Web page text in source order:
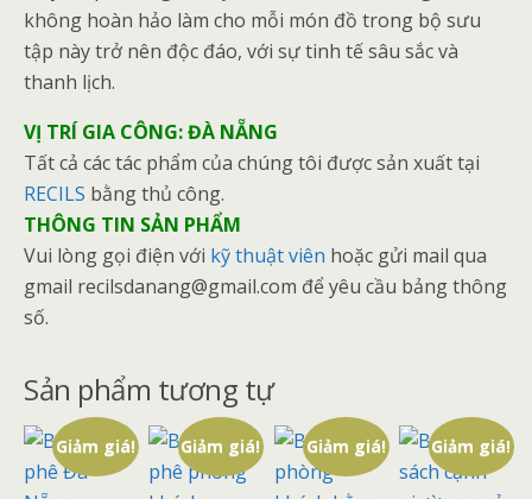
không hoàn hảo làm cho mỗi món đồ trong bộ sưu
tập này trở nên độc đáo, với sự tinh tế sâu sắc và
thanh lịch.
VỊ TRÍ GIA CÔNG: ĐÀ NẴNG
Tất cả các tác phẩm của chúng tôi được sản xuất tại
RECILS bằng thủ công.
THÔNG TIN SẢN PHẨM
Vui lòng gọi điện với kỹ thuật viên hoặc gửi mail qua
gmail recilsdanang@gmail.com để yêu cầu bảng thông
số.
Sản phẩm tương tự
Giảm giá! Giảm giá! Giảm giá! Giảm giá!